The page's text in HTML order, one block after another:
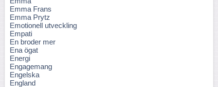
Emma Frans
Emma Prytz
Emotionell utveckling
Empati
En broder mer
Ena ögat
Energi
Engagemang
Engelska
England